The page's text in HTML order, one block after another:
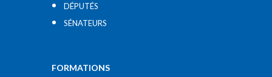
DÉPUTÉS
SÉNATEURS
FORMATIONS